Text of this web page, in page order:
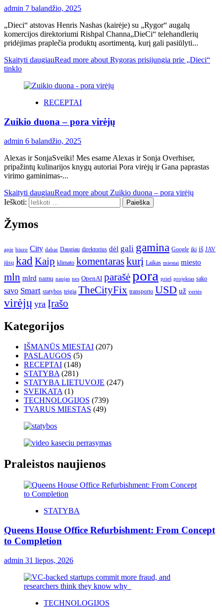
admin 7 balandžio, 2025
„Dieci“ atstovas Henris Nashas (kairėje) su „Rygor“ augalų
komercijos direktoriumi Rishpal Channa„DieCi“ telehandlerių
pridėjimas praplečia produktų asortimentą, kurį gali pasiūlyti...
Skaityti daugiauRead more about Rygoras prisijungia prie „Dieci“
tinklo
RECEPTAI
Zuikio duona – pora virėjų
admin 6 balandžio, 2025
Alexas ir SonjaSveiki! Mes esame Alexas ir Sonja Overhiser,
pripažintų kulinarijos knygų autoriai Pora virėjų ir Gana paprastas
virimo gaminimas-...
Skaityti daugiauRead more about Zuikio duona – pora virėjų
Ieškoti:
Žymos
apie biuro City dabar Daugiau direktorius dėl gali gamina Google iki iš JAV
jūsų kad Kaip klimato komentaraskurį Laikas miestai miesto
mln mlrd namų naujas nes OpenAI parašėpora prieš projektas sako
savo Smart statybos teigia TheCityFix transporto USD už vertės
virėjų yra Įrašo
Kategorijos
IŠMANŪS MIESTAI (207)
PASLAUGOS (5)
RECEPTAI (148)
STATYBA(281)
STATYBA LIETUVOJE (247)
SVEIKATA(1)
TECHNOLOGIJOS (739)
TVARUS MIESTAS (49)
Praleistos naujienos
STATYBA
Queens House Office Refurbishment: From Concept
to Completion
admin 31 liepos, 2026
TECHNOLOGIJOS